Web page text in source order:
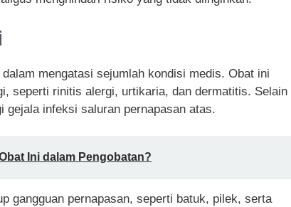
mengatasi sejumlah kondisi medis. Obat ini
seperti rinitis alergi, urtikaria, dan dermatitis. Selain
gejala infeksi saluran pernapasan atas.
Ini dalam Pengobatan?
gangguan pernapasan, seperti batuk, pilek, serta